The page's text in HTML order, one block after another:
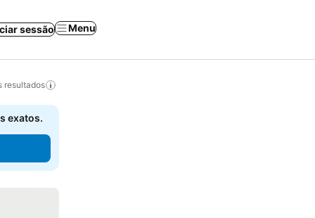
sessão Menu
resultados
exatos.